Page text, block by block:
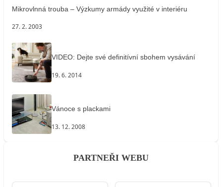
Mikrovlnná trouba – Výzkumy armády využité v interiéru
27. 2. 2003
VIDEO: Dejte své definitívní sbohem vysávání
19. 6. 2014
Vánoce s plackami
13. 12. 2008
PARTNEŘI WEBU